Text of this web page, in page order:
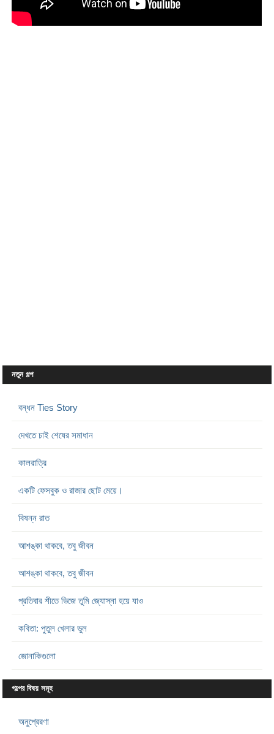
নতুন গল্প
বন্ধন Ties Story
দেখতে চাই শেষের সমাধান
কালরাত্রি
একটি ফেসবুক ও রাজার ছোট মেয়ে।
বিষন্ন রাত
আশঙ্কা থাকবে, তবু জীবন
আশঙ্কা থাকবে, তবু জীবন
প্রতিবার শীতে ভিজে তুমি জ্যোস্না হয়ে যাও
কবিতা: পুতুল খেলার ভুল
জোনাকিগুলো
গল্পের বিষয় সমূহ
অনুপ্রেরণা